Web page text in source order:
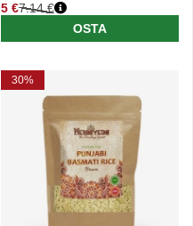
5 €
Normaali hinta
7.14 €
OSTA
30%